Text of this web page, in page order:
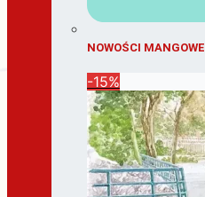
NOWOŚCI MANGOWE
-15%